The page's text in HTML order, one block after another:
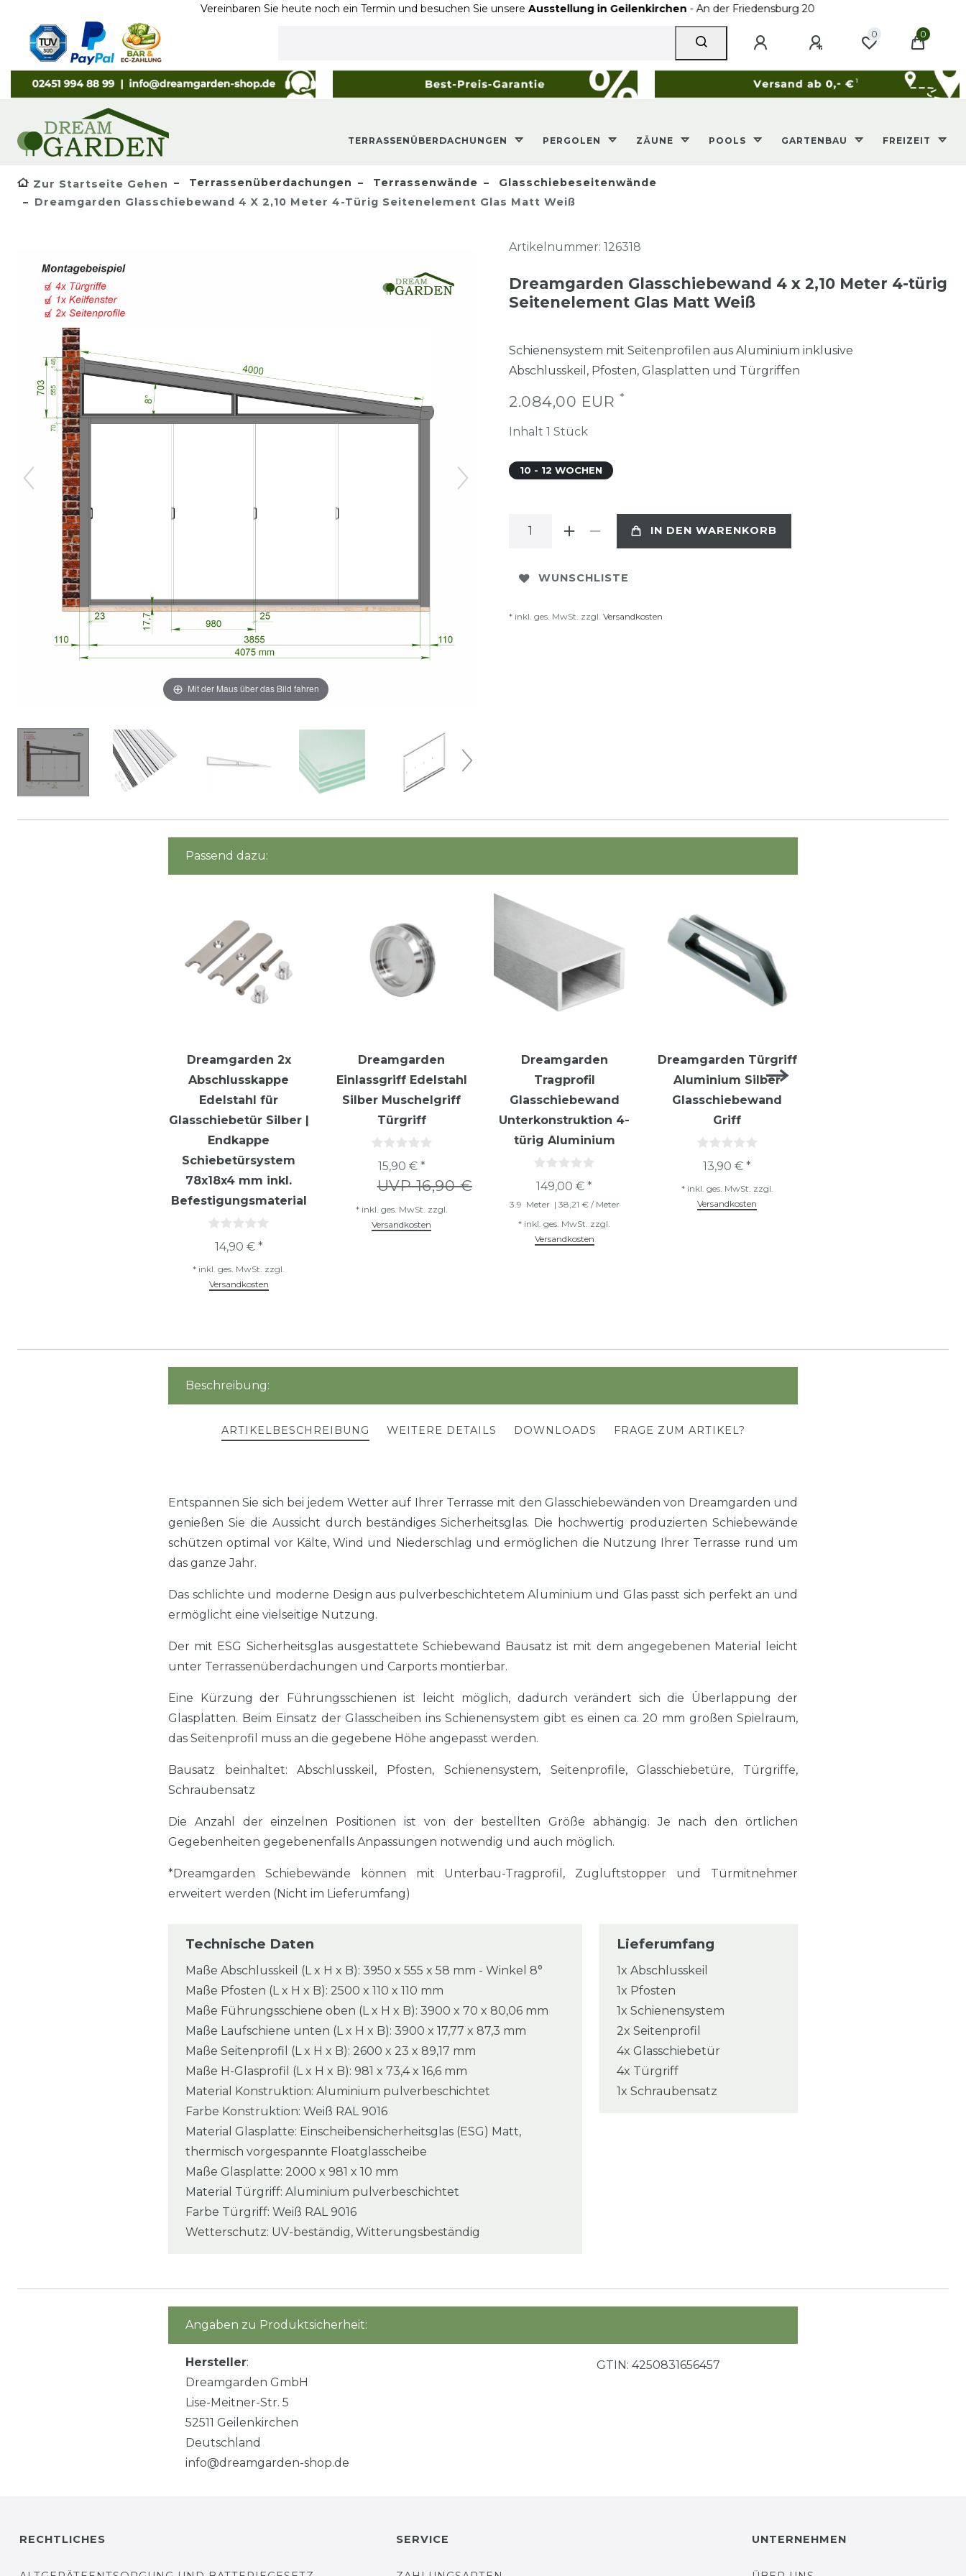
Vereinbaren Sie heute noch ein Termin und besuchen Sie unsereAusstellung in Geilenkirchen- An der Friedensburg 20
0 0
TERRASSENÜBERDACHUNGEN PERGOLEN ZÄUNE POOLS GARTENBAU FREIZEIT
Zur Startseite Gehen Terrassenüberdachungen Terrassenwände
Glasschiebeseitenwände
Dreamgarden Glasschiebewand 4 X 2,10 Meter 4-Türig Seitenelement Glas Matt Weiß
Mit der Maus über das Bild fahren
Artikelnummer: 126318
Dreamgarden Glasschiebewand 4 x 2,10 Meter 4-türig
Seitenelement Glas Matt Weiß
Schienensystem mit Seitenprofilen aus Aluminium inklusive
Abschlusskeil, Pfosten, Glasplatten und Türgriffen
2.084,00 EUR *
Inhalt 1 Stück
10 - 12 WOCHEN
IN DEN WARENKORB
WUNSCHLISTE
* inkl. ges. MwSt. zzgl. Versandkosten
Passend dazu:
Dreamgarden 2x
Abschlusskappe
Edelstahl für
Glasschiebetür Silber |
Endkappe
Schiebetürsystem
78x18x4 mm inkl.
Befestigungsmaterial
14,90 € *
* inkl. ges. MwSt. zzgl.
Versandkosten
Dreamgarden
Einlassgriff Edelstahl
Silber Muschelgriff
Türgriff
UVP 16,90 €
15,90 € *
* inkl. ges. MwSt. zzgl.
Versandkosten
Dreamgarden
Tragprofil
Glasschiebewand
Unterkonstruktion 4-
türig Aluminium
149,00 € *
3.9 Meter | 38,21 € / Meter
* inkl. ges. MwSt. zzgl.
Versandkosten
Dreamgarden Türgriff
Aluminium Silber
Glasschiebewand
Griff
13,90 € *
* inkl. ges. MwSt. zzgl.
Versandkosten
Beschreibung:
ARTIKELBESCHREIBUNG WEITERE DETAILS DOWNLOADS FRAGE ZUM ARTIKEL?
Entspannen Sie sich bei jedem Wetter auf Ihrer Terrasse mit den Glasschiebewänden von Dreamgarden und
genießen Sie die Aussicht durch beständiges Sicherheitsglas. Die hochwertig produzierten Schiebewände
schützen optimal vor Kälte, Wind und Niederschlag und ermöglichen die Nutzung Ihrer Terrasse rund um
das ganze Jahr.
Das schlichte und moderne Design aus pulverbeschichtetem Aluminium und Glas passt sich perfekt an und
ermöglicht eine vielseitige Nutzung.
Der mit ESG Sicherheitsglas ausgestattete Schiebewand Bausatz ist mit dem angegebenen Material leicht
unter Terrassenüberdachungen und Carports montierbar.
Eine Kürzung der Führungsschienen ist leicht möglich, dadurch verändert sich die Überlappung der
Glasplatten. Beim Einsatz der Glasscheiben ins Schienensystem gibt es einen ca. 20 mm großen Spielraum,
das Seitenprofil muss an die gegebene Höhe angepasst werden.
Bausatz beinhaltet: Abschlusskeil, Pfosten, Schienensystem, Seitenprofile, Glasschiebetüre, Türgriffe,
Schraubensatz
Die Anzahl der einzelnen Positionen ist von der bestellten Größe abhängig. Je nach den örtlichen
Gegebenheiten gegebenenfalls Anpassungen notwendig und auch möglich.
*Dreamgarden Schiebewände können mit Unterbau-Tragprofil, Zugluftstopper und Türmitnehmer
erweitert werden (Nicht im Lieferumfang)
Technische Daten
Maße Abschlusskeil (L x H x B): 3950 x 555 x 58 mm - Winkel 8°
Maße Pfosten (L x H x B): 2500 x 110 x 110 mm
Maße Führungsschiene oben (L x H x B): 3900 x 70 x 80,06 mm
Maße Laufschiene unten (L x H x B): 3900 x 17,77 x 87,3 mm
Maße Seitenprofil (L x H x B): 2600 x 23 x 89,17 mm
Maße H-Glasprofil (L x H x B): 981 x 73,4 x 16,6 mm
Material Konstruktion: Aluminium pulverbeschichtet
Farbe Konstruktion: Weiß RAL 9016
Material Glasplatte: Einscheibensicherheitsglas (ESG) Matt,
thermisch vorgespannte Floatglasscheibe
Maße Glasplatte: 2000 x 981 x 10 mm
Material Türgriff: Aluminium pulverbeschichtet
Farbe Türgriff: Weiß RAL 9016
Wetterschutz: UV-beständig, Witterungsbeständig
Lieferumfang
1x Abschlusskeil
1x Pfosten
1x Schienensystem
2x Seitenprofil
4x Glasschiebetür
4x Türgriff
1x Schraubensatz
Angaben zu Produktsicherheit:
Hersteller:
Dreamgarden GmbH
Lise-Meitner-Str. 5
52511 Geilenkirchen
Deutschland
info@dreamgarden-shop.de
GTIN: 4250831656457
RECHTLICHES SERVICE UNTERNEHMEN